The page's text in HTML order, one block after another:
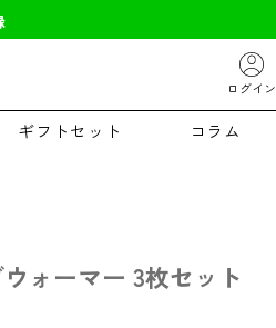
ログイン
ギフトセット コラム
ォーマー 3枚セット